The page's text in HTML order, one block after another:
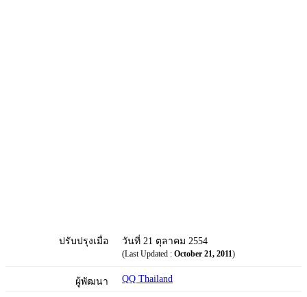
ปรับปรุงเมื่อ วันที่ 21 ตุลาคม 2554
(Last Updated : October 21, 2011)
ผู้พัฒนา QQ Thailand